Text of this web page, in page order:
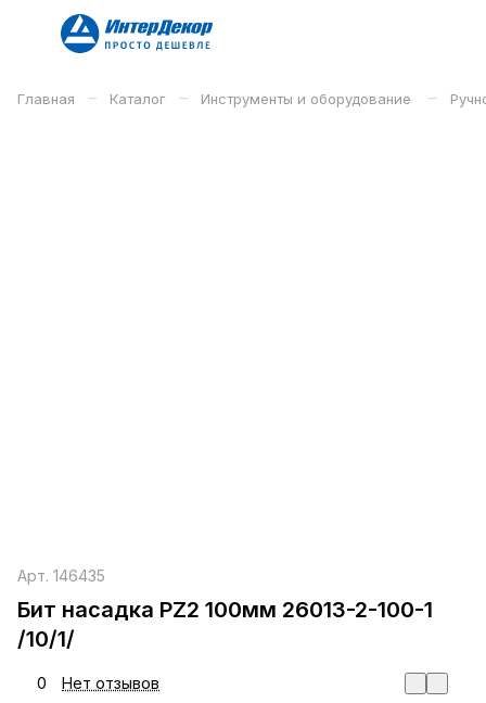
Главная – Каталог – Инструменты и оборудование –
Арт. 146435
Бит насадка PZ2 100мм 26013-2-100-1
/10/1/
0 Нет отзывов